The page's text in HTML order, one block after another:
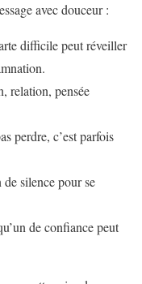
avec douceur :
difficile peut réveiller
relation, pensée
perdre, c’est parfois
de silence pour se
de confiance peut